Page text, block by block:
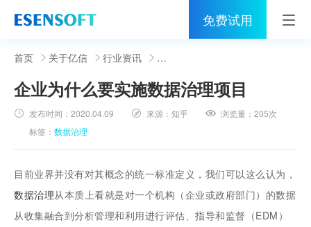
免费试用
首页
睿治
解决方案
伙伴
服务
社区
首页 关于亿信 行业资讯
企业为什么要实施数据治理项目
发布时间：2020.04.09 来源：知乎 浏览量：205次
标签：数据治理
目前业界并没有对其概念的统一标准定义，我们可以这么认为，
数据治理从本质上看就是对一个机构（企业或政府部门）的数据
从收集融合到分析管理和利用进行评估、指导和监督（EDM）